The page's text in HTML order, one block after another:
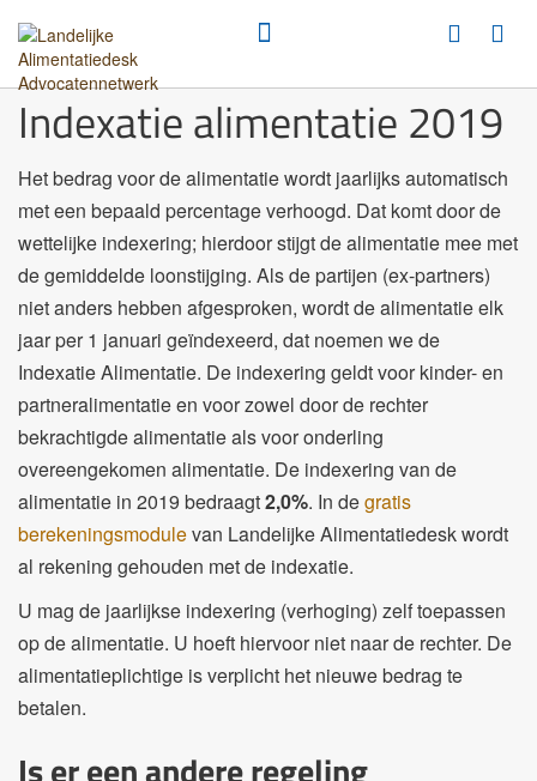
Indexatie alimentatie 2019
Het bedrag voor de alimentatie wordt jaarlijks automatisch
met een bepaald percentage verhoogd. Dat komt door de
wettelijke indexering; hierdoor stijgt de alimentatie mee met
de gemiddelde loonstijging. Als de partijen (ex-partners)
niet anders hebben afgesproken, wordt de alimentatie elk
jaar per 1 januari geïndexeerd, dat noemen we de
Indexatie Alimentatie. De indexering geldt voor kinder- en
partneralimentatie en voor zowel door de rechter
bekrachtigde alimentatie als voor onderling
overeengekomen alimentatie. De indexering van de
alimentatie in 2019 bedraagt2,0%. In degratis
berekeningsmodulevan Landelijke Alimentatiedeskwordt
al rekening gehouden met de indexatie.
U mag de jaarlijkse indexering (verhoging) zelf toepassen
op de alimentatie. U hoeft hiervoor niet naar de rechter. De
alimentatieplichtige is verplicht het nieuwe bedrag te
betalen.